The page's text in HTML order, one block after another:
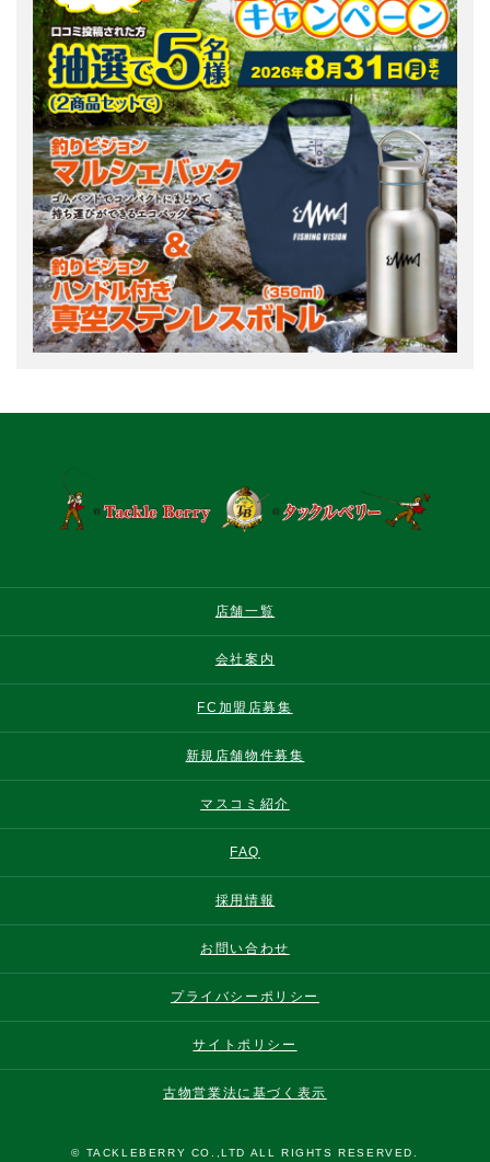
店舗一覧
会社案内
FC加盟店募集
新規店舗物件募集
マスコミ紹介
FAQ
採用情報
お問い合わせ
プライバシーポリシー
サイトポリシー
古物営業法に基づく表示
© TACKLEBERRY CO.,LTD ALL RIGHTS RESERVED.